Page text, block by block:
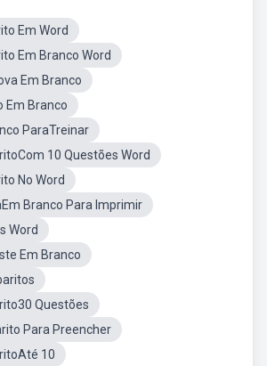
Em Word
Em Branco Word
Em Branco
Em Branco
ParaTreinar
10 Questões Word
No Word
Branco Para Imprimir
Word
Em Branco
Questões
Para Preencher
10